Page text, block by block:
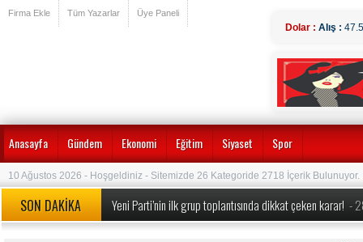
Firma Ekle Tüm Yazarlar Üye Paneli
Dolar : Alış :
Anasayfa Gündem Ekonomi Eğitim Siyaset Spor
10 Ağustos 2026 - Hoşgeldiniz - Sitemizde 26 Kategoride 2718 İçerik Bulunuyor.
SON DAKİKA Yeni Parti’nin ilk grup toplantısında dikkat çeken karar! -
MEB’den okullarda köklü değişiklik! Yeni dönem kuralları